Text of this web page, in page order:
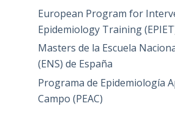
European Program for
Epidemiology Training
Masters de la Escuela
(ENS) de España
Programa de Epidemiología
Campo (PEAC)